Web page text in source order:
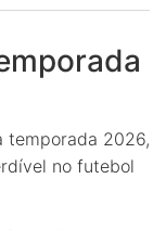
temporada 2026,
no futebol